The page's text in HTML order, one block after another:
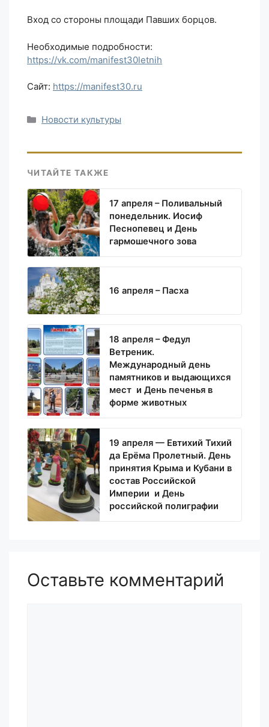
Вход со стороны площади Павших борцов.
Необходимые подробности:
https://vk.com/manifest30letnih
Сайт: https://manifest30.ru
Рубрики
Новости культуры
ЧИТАЙТЕ ТАКЖЕ
17 апреля – Поливальный
понедельник. Иосиф
Песнопевец и День
гармошечного зова
16 апреля – Пасха
18 апреля – Федул
Ветреник.
Международный день
памятников и выдающихся
мест и День печенья в
форме животных
19 апреля — Евтихий Тихий
да Ерёма Пролетный. День
принятия Крыма и Кубани в
состав Российской
Империи и День
российской полиграфии
Оставьте комментарий